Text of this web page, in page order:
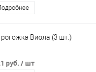
Виола (3 шт.)
руб. / шт